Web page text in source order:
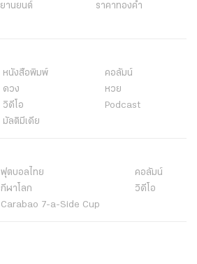
ยานยนต์
ราคาทองคำ
หนังสือพิมพ์
คอลัมน์
ดวง
หวย
วิดีโอ
Podcast
มัลติมีเดีย
ฟุตบอลไทย
คอลัมน์
กีฬาโลก
วิดีโอ
Carabao 7-a-Side Cup